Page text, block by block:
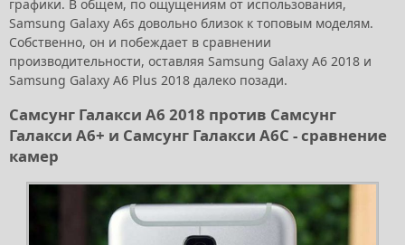
графики. В общем, по ощущениям от использования,
Samsung Galaxy A6s довольно близок к топовым моделям.
Собственно, он и побеждает в сравнении
производительности, оставляя Samsung Galaxy A6 2018 и
Samsung Galaxy A6 Plus 2018 далеко позади.
Самсунг Галакси А6 2018 против Самсунг
Галакси А6+ и Самсунг Галакси А6С - сравнение
камер